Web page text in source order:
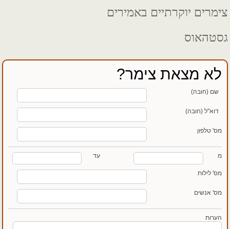
צימרים יוקרתיים באמירים
גסטהאוס
לא מצאת צימר?
שם (חובה)
דוא''ל (חובה)
מס' טלפון
מ עד
מס' לילות
מס' אנשים
הערות